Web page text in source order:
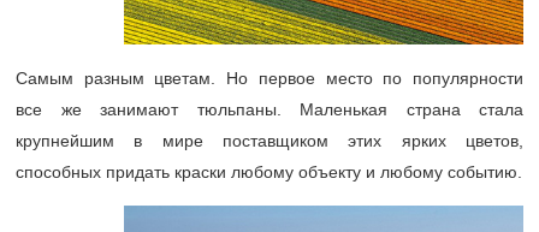
Самым разным цветам. Но первое место по популярности
все же занимают тюльпаны. Маленькая страна стала
крупнейшим в мире поставщиком этих ярких цветов,
способных придать краски любому объекту и любому событию.